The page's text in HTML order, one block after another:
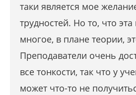
таки является мое
трудностей. Но то, что
многое, в плане теории,
Преподаватели очень
все тонкости, так что у
может что-то не